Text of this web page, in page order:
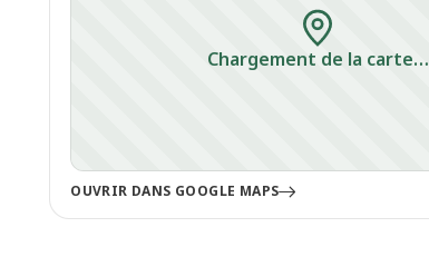
Chargement de la carte…
OUVRIR DANS GOOGLE MAPS